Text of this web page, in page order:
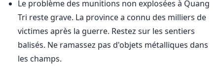
Le problème des munitions non explosées à Quang
Tri reste grave. La province a connu des milliers de
victimes après la guerre. Restez sur les sentiers
balisés. Ne ramassez pas d'objets métalliques dans
les champs.